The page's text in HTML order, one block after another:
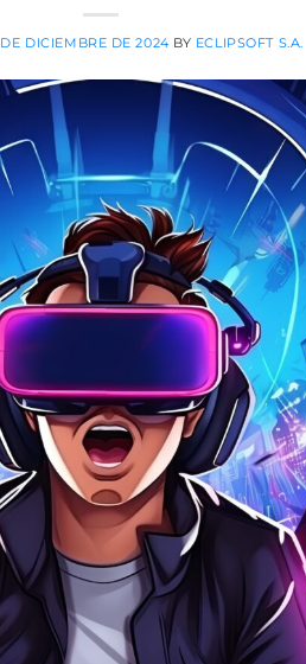
DICIEMBRE DE 2024 BY ECLIPSOFT S.A.